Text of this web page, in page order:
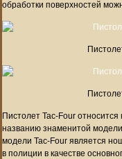
обработки поверхностей
Пистолет Tac-Four
названию знаменитой
модели Tac-Four является
в полиции в качестве